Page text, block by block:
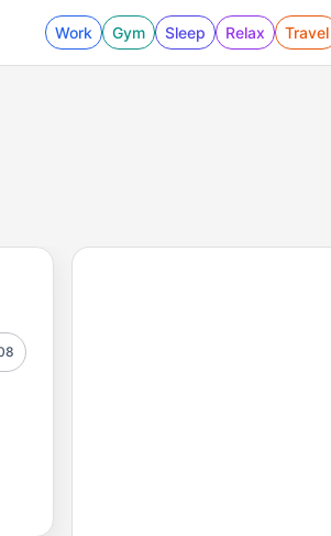
Work Gym Sleep Relax Travel